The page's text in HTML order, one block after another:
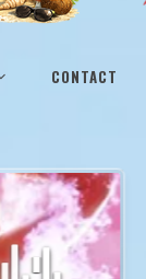
CONTACT